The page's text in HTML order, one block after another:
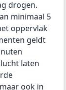
drogen.
minimaal 5
oppervlak
geldt
laten
ook in